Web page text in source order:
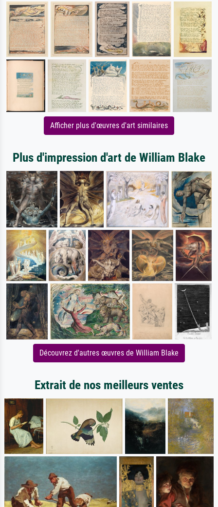
Afficher plus d'œuvres d'art similaires
Plus d'impression d'art de William Blake
Découvrez d'autres œuvres de William Blake
Extrait de nos meilleurs ventes